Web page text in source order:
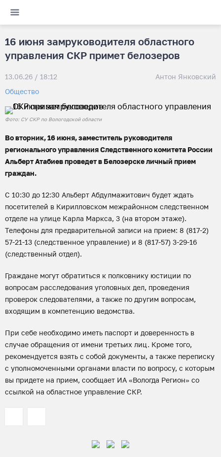
16 июня замруководителя областного
управления СКР примет белозеров
13.06.26 / 18:12
Антон Янковский
Общество
Фото: СУ СКР по Вологодской области
Во вторник, 16 июня, заместитель руководителя
регионального управления Следственного комитета России
Альберт Атабиев проведет в Белозерске личный прием
граждан.
С 10:30 до 12:30 Альберт Абдулмажитович будет ждать
посетителей в Кирилловском межрайонном следственном
отделе на улице Карла Маркса, 3 (на втором этаже).
Телефоны для предварительной записи на прием: 8 (817-2)
57-21-13 (следственное управление) и 8 (817-57) 3-29-16
(следственный отдел).
Граждане могут обратиться к полковнику юстиции по
вопросам расследования уголовных дел, проведения
проверок следователями, а также по другим вопросам,
входящим в компетенцию ведомства.
При себе необходимо иметь паспорт и доверенность в
случае обращения от имени третьих лиц. Кроме того,
рекомендуется взять с собой документы, а также переписку
с уполномоченными органами власти по вопросу, с которым
вы придете на прием, сообщает ИА «Вологда Регион» со
ссылкой на областное управление СКР.